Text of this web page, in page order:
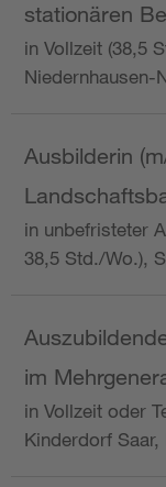
stationären
in Vollzeit (38,5
Niedernhausen-
Ausbilderin
in unbefristeter
38,5 Std./Wo.),
im
in Vollzeit oder
Kinderdorf Saar,